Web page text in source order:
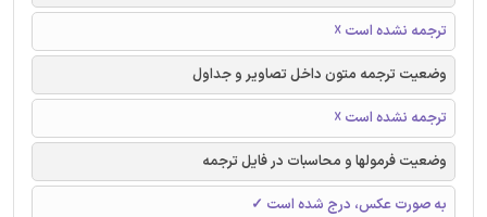
ترجمه نشده است ☓
وضعیت ترجمه متون داخل تصاویر و جداول
ترجمه نشده است ☓
وضعیت فرمولها و محاسبات در فایل ترجمه
به صورت عکس، درج شده است ✓